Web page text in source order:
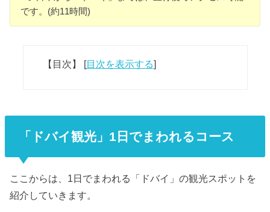
です。(約11時間)
【目次】 [目次を表示する]
「ドバイ観光」1日でまわれるコース
ここからは、1日でまわれる「ドバイ」の観光スポットを
紹介していきます。